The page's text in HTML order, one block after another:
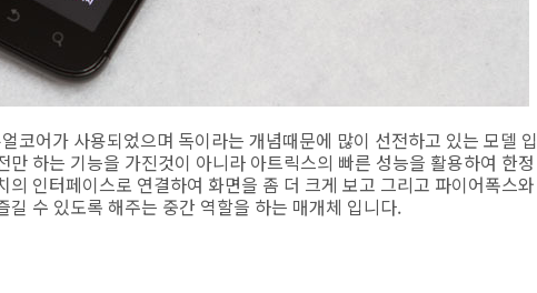
코어가 사용되었으며 독이라는 개념때문에 많이 선전하고 있는 모델 입
하는 기능을 가진것이 아니라 아트릭스의 빠른 성능을 활용하여 한정
의 인터페이스로 연결하여 화면을 좀 더 크게 보고 그리고 파이어폭스와
길 수 있도록 해주는 중간 역할을 하는 매개체 입니다.